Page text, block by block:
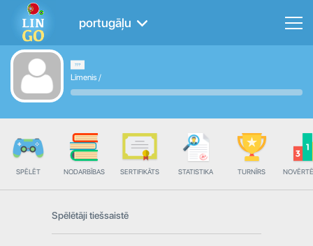
portugāļu
Līmenis /
SPĒLĒT NODARBĪBAS SERTIFIKĀTS STATISTIKA TURNĪRS
Spēlētāji tiešsaistē